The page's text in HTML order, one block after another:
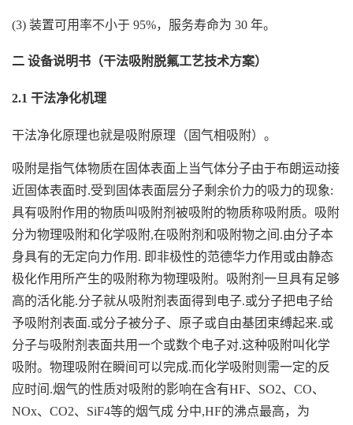
(3) 装置可用率不小于 95%，服务寿命为 30 年。
二 设备说明书（干法吸附脱氟工艺技术方案）
2.1 干法净化机理
干法净化原理也就是吸附原理（固气相吸附）。
吸附是指气体物质在固体表面上当气体分子由于布朗运动接
近固体表面时.受到固体表面层分子剩余价力的吸力的现象:
具有吸附作用的物质叫吸附剂被吸附的物质称吸附质。吸附
分为物理吸附和化学吸附,在吸附剂和吸附物之间.由分子本
身具有的无定向力作用. 即非极性的范德华力作用或由静态
极化作用所产生的吸附称为物理吸附。吸附剂一旦具有足够
高的活化能.分子就从吸附剂表面得到电子.或分子把电子给
予吸附剂表面.或分子被分子、原子或自由基团束缚起来.或
分子与吸附剂表面共用一个或数个电子对.这种吸附叫化学
吸附。物理吸附在瞬间可以完成.而化学吸附则需一定的反
应时间.烟气的性质对吸附的影响在含有HF、SO2、CO、
NOx、CO2、SiF4等的烟气成 分中,HF的沸点最高，为